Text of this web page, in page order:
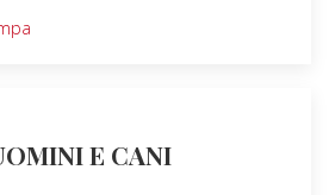
E CANI